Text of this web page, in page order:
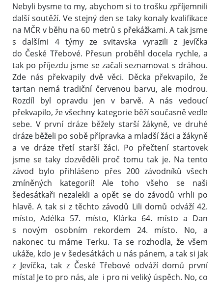
Nebyli bysme to my, abychom si to trošku zpříjemnili
další soutěží. Ve stejný den se taky konaly kvalifikace
na MČR v běhu na 60 metrů s překážkami. A tak jsme
s dalšími 4 týmy ze svitavska vyrazili z Jevíčka
do České Třebové. Přesun proběhl docela rychle, a
tak po příjezdu jsme se začali seznamovat s dráhou.
Zde nás překvapily dvě věci. Děcka překvapilo, že
tartan nemá tradiční červenou barvu, ale modrou.
Rozdíl byl opravdu jen v barvě. A nás vedoucí
překvapilo, že všechny kategorie běží současně vedle
sebe. V první dráze běžely starší žákyně, ve druhé
dráze běželi po sobě přípravka a mladší žáci a žákyně
a ve dráze třetí starší žáci. Po přečtení startovek
jsme se taky dozvěděli proč tomu tak je. Na tento
závod bylo přihlášeno přes 200 závodníků všech
zmíněných kategorií! Ale toho všeho se naši
šedesátkaři nezalekli a opět se do závodů vrhli po
hlavě. A tak si z těchto závodů Lili domů odváží 42.
místo, Adélka 57. místo, Klárka 64. místo a Dan
s novým osobním rekordem 24. místo. No, a
nakonec tu máme Terku. Ta se rozhodla, že všem
ukáže, kdo je v šedesátkách u nás pánem, a tak si jak
z Jevíčka, tak z České Třebové odváží domů první
místa! Je to pro nás, ale i pro ni veliký úspěch. No, co